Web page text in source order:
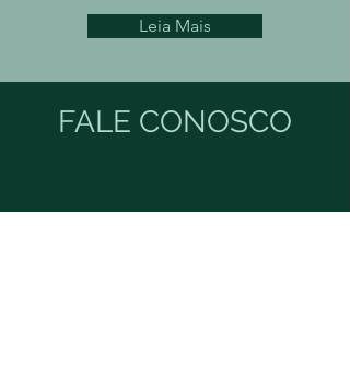
Leia Mais
FALE CONOSCO